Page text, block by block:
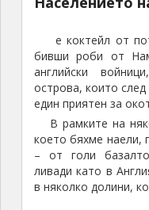
е коктейл от
бивши роби от
английски
острова, които
един приятен за
В рамките на
което бяхме наели,
– от голи
ливади като в
в няколко долини,